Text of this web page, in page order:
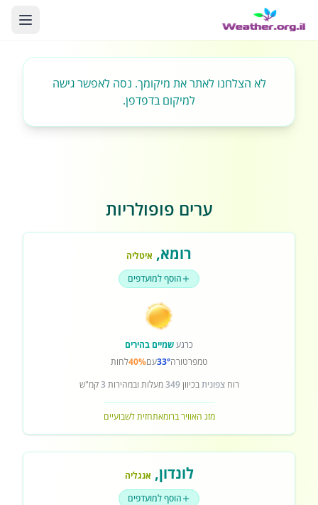
לא הצלחנו לאתר את מיקומך. נסה לאפשר גישה
למיקום בדפדפן.
ערים פופולריות
רומא, איטליה
הוסף למועדפים
כרגעשמיים בהירים
טמפרטורה33°עם40%לחות
רוחצפוניתבכיוון349מעלות ובמהירות 3קמ"ש
מזג האוויר ברומאתחזית לשבועיים
לונדון, אנגליה
הוסף למועדפים